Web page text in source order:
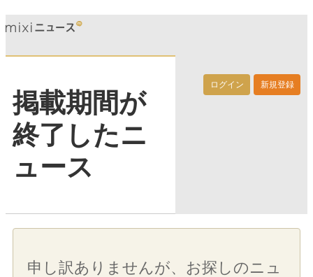
ログイン 新規登録
掲載期間が
終了したニ
ュース
申し訳ありませんが、お探しのニュ